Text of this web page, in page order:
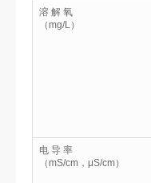
溶 解 氧
（mg/L）
电 导 率
（mS/cm，μS/cm）